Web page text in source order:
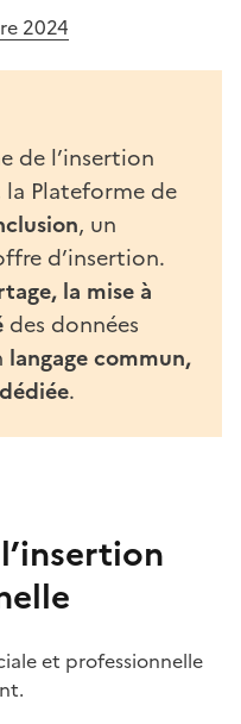
2024
de l’insertion
Plateforme de
, un
d’insertion.
la mise à
des données
langage commun,
.
et professionnelle